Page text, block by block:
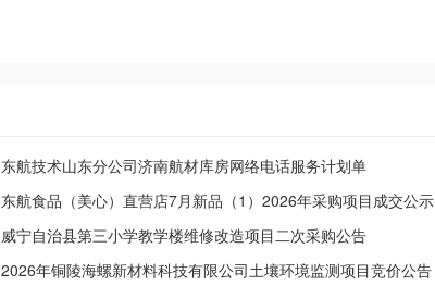
东航技术山东分公司济南航材库房网络电话服务计划单
东航食品（美心）直营店7月新品（1）2026年采购项目成交公示
威宁自治县第三小学教学楼维修改造项目二次采购公告
2026年铜陵海螺新材料科技有限公司土壤环境监测项目竞价公告